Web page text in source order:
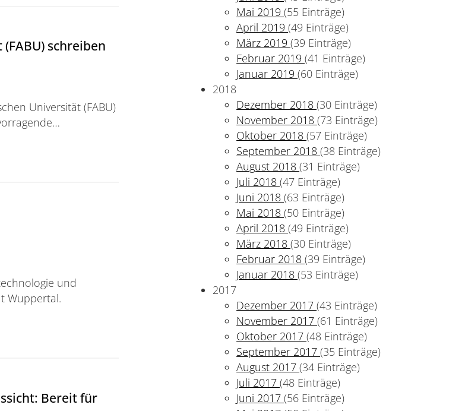
schreiben
Universität (FABU)
Preise für Studierende und Absolventen aus
und
Wuppertal.
Bereit für
Mai 2019(55 Einträge)
April 2019(49 Einträge)
März 2019(39 Einträge)
Februar 2019(41 Einträge)
Januar 2019(60 Einträge)
2018
Dezember 2018(30 Einträge)
November 2018(73 Einträge)
Oktober 2018(57 Einträge)
September 2018(38 Einträge)
August 2018(31 Einträge)
Juli 2018(47 Einträge)
Juni 2018(63 Einträge)
Mai 2018(50 Einträge)
April 2018(49 Einträge)
März 2018(30 Einträge)
Februar 2018(39 Einträge)
Januar 2018(53 Einträge)
2017
Dezember 2017(43 Einträge)
November 2017(61 Einträge)
Oktober 2017(48 Einträge)
September 2017(35 Einträge)
August 2017(34 Einträge)
Juli 2017(48 Einträge)
Juni 2017(56 Einträge)